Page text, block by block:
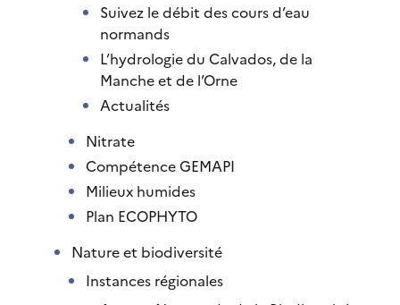
Suivez le débit des cours d’eau
normands
L’hydrologie du Calvados, de la
Manche et de l’Orne
Actualités
Nitrate
Compétence GEMAPI
Milieux humides
Plan ECOPHYTO
Nature et biodiversité
Instances régionales